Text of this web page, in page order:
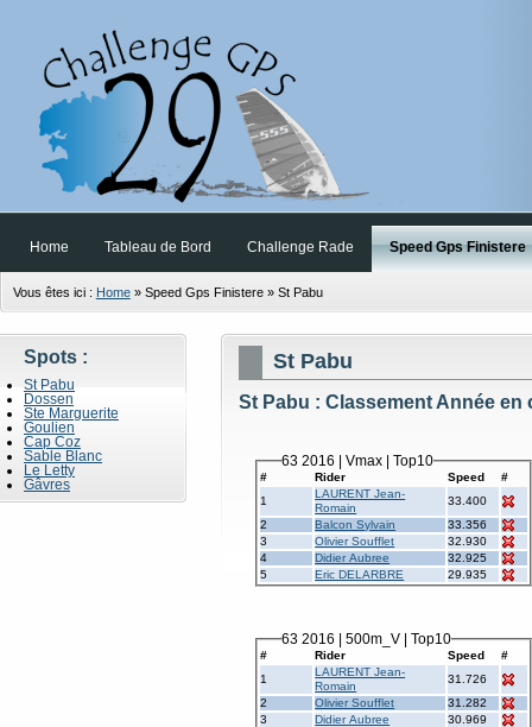
Home Tableau de Bord Challenge Rade Speed Gps Finistere
Vous êtes ici : Home » Speed Gps Finistere » St Pabu
Spots :
St Pabu
Dossen
Ste Marguerite
Goulien
Cap Coz
Sable Blanc
Le Letty
Gâvres
St Pabu
St Pabu : Classement Année en
63 2016 | Vmax | Top10
# Rider Speed
#
1
LAURENT Jean-
Romain
33.400
2
Balcon Sylvain
33.356
3
Olivier Soufflet
32.930
4
Didier Aubree
32.925
5
Eric DELARBRE 29.935
63 2016 | 500m_V | Top10
# Rider Speed
#
1
LAURENT Jean-
Romain
31.726
2
Olivier Soufflet
31.282
3
Didier Aubree
30.969